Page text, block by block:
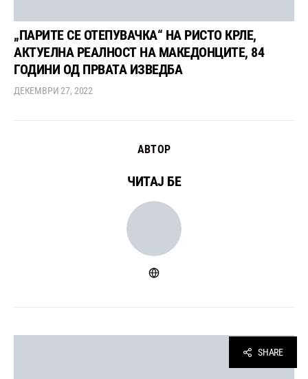
„ПАРИТЕ СЕ ОТЕПУВАЧКА“ НА РИСТО КРЛЕ,
АКТУЕЛНА РЕАЛНОСТ НА МАКЕДОНЦИТЕ, 84
ГОДИНИ ОД ПРВАТА ИЗВЕДБА
ДЕКЕМВРИ 27, 2022
АВТОР
ЧИТАЈ БЕ
SHARE